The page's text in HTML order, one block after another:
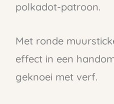
polkadot-patroon.
Met ronde
effect in een
geknoei met verf.